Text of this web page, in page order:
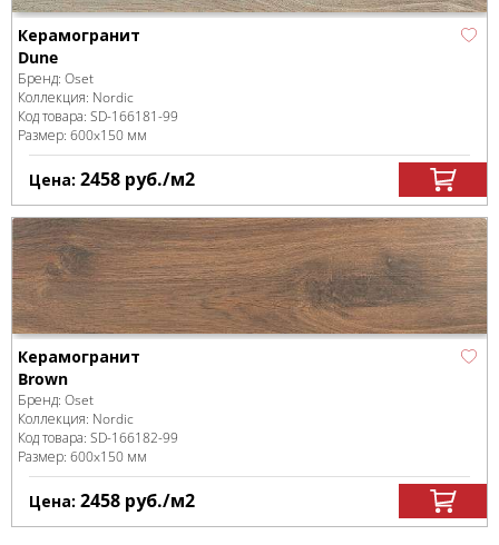
Керамогранит
Dune
Бренд: Oset
Коллекция: Nordic
Код товара: SD-166181-99
Размер: 600x150 мм
Цена: 2458 руб./м2
Керамогранит
Brown
Бренд: Oset
Коллекция: Nordic
Код товара: SD-166182-99
Размер: 600x150 мм
Цена: 2458 руб./м2